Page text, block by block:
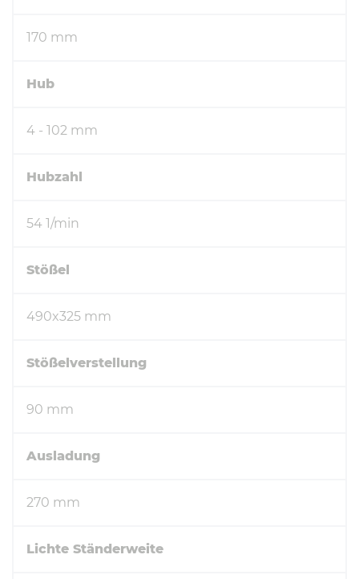
170 mm
Hub
4 - 102 mm
Hubzahl
54 1/min
Stößel
490x325 mm
Stößelverstellung
90 mm
Ausladung
270 mm
Lichte Ständerweite